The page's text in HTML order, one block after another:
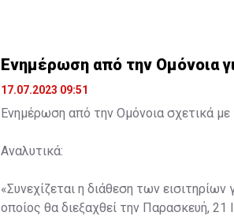
Ενημέρωση από την Ομόνοια
17.07.2023 09:51
Ενημέρωση από την Ομόνοια σχετικά με
Αναλυτικά:
«Συνεχίζεται η διάθεση των
οποίος θα διεξαχθεί την Παρασκευή, 21